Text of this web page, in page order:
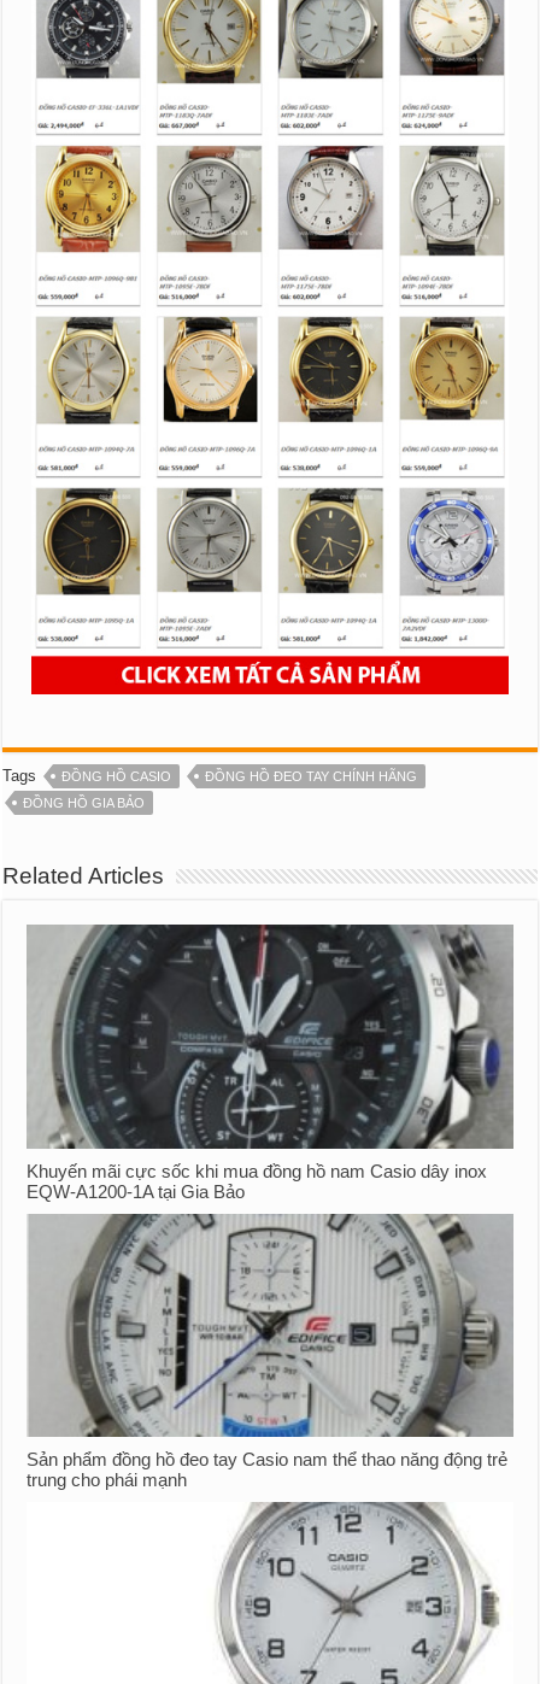
Tags ĐỒNG HỒ CASIO
ĐỒNG HỒ ĐEO TAY CHÍNH HÃNG
ĐỒNG HỒ GIA BẢO
Related Articles
Khuyến mãi cực sốc khi mua đồng hồ nam Casio dây inox
EQW-A1200-1A tại Gia Bảo
Sản phẩm đồng hồ đeo tay Casio nam thể thao năng động trẻ
trung cho phái mạnh